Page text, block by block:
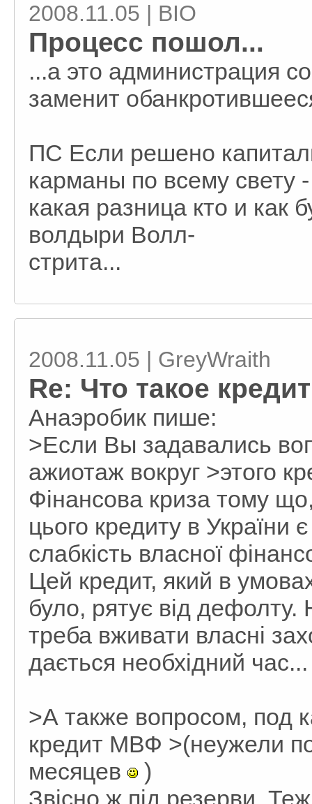
2008.11.05 | BIO
Процесс пошол...
...а это администрация
заменит
ПС Если решено
карманы по всему свету -
какая разница кто и как
волдыри Волл-
стрита...
2008.11.05 | GreyWraith
Re: Что такое
Анаэробик пише:
>Если Вы задавались
ажиотаж вокруг >этого
Фінансова криза тому
цього кредиту в України
слабкість власної
Цей кредит, який в
було, рятує від дефолту.
треба вживати власні
дається необхідний час...
>А также вопросом, под
кредит МВФ >(неужели
месяцев
)
Звісно ж під резерви.